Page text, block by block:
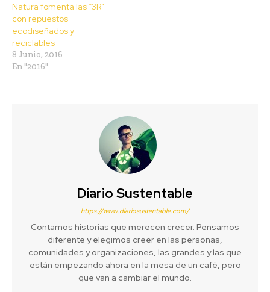
Natura fomenta las “3R”
con repuestos
ecodiseñados y
reciclables
8 Junio, 2016
En "2016"
Diario Sustentable
https://www.diariosustentable.com/
Contamos historias que merecen crecer. Pensamos
diferente y elegimos creer en las personas,
comunidades y organizaciones, las grandes y las que
están empezando ahora en la mesa de un café, pero
que van a cambiar el mundo.